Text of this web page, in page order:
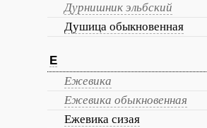
Дурнишник эльбский
Душица обыкновенная
Е
Ежевика
Ежевика обыкновенная
Ежевика сизая